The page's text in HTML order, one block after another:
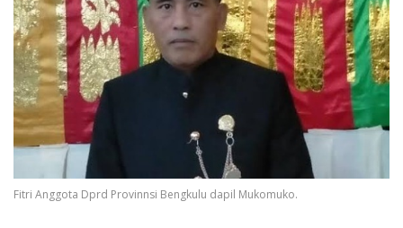
Fitri Anggota Dprd Provinnsi Bengkulu dapil Mukomuko.